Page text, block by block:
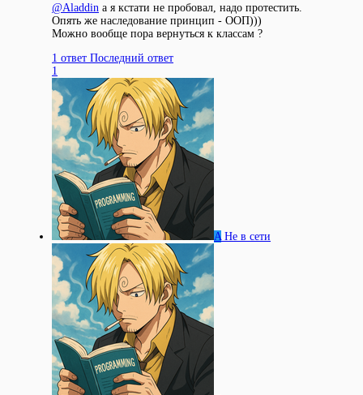
@Aladdin а я кстати не пробовал, надо протестить.
Опять же наследование принцип - ООП)))
Можно вообще пора вернуться к классам ?
1 ответ Последний ответ
1
A Не в сети